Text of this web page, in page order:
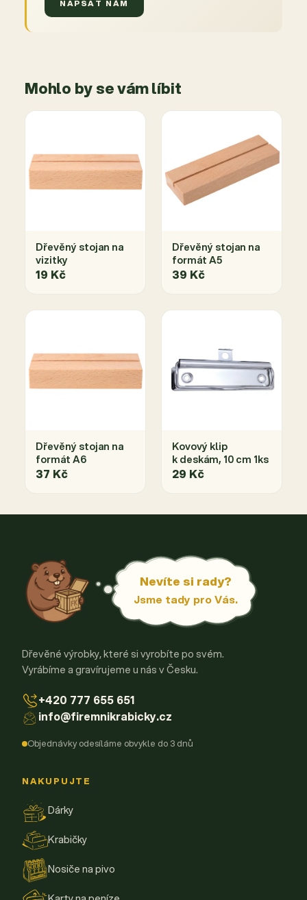
NAPSAT NÁM
Mohlo by se vám líbit
Dřevěný stojan na
vizitky
19 Kč
Dřevěný stojan na
formát A5
39 Kč
Dřevěný stojan na
formát A6
37 Kč
Kovový klip
k deskám, 10 cm 1ks
29 Kč
Nevíte si rady?
Jsme tady pro Vás.
Dřevěné výrobky, které si vyrobíte po svém.
Vyrábíme a gravírujeme u nás v Česku.
+420 777 655 651
info@firemnikrabicky.cz
Objednávky odesíláme obvykle do 3 dnů
NAKUPUJTE
Dárky
Krabičky
Nosiče na pivo